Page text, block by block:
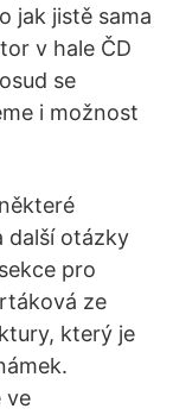
jak jistě sama
v hale ČD
se
i možnost
další otázky
pro
ze
který je
ve